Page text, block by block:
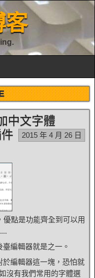
客
中文字體
2015 年 4 月 26 日
點是功能齊全到可以用
編輯器就是之一。
編輯器這一塊，恐怕就
沒有我們常用的字體選